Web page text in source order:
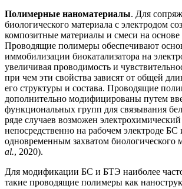
Полимерные наноматериалы. Для
биологического материала с электродом
композитные материалы и смеси на
Проводящие полимеры обеспечивают
иммобилизации биокатализатора на
увеличивая проводимость и
при чем эти свойства зависят от общей
его структуры и состава. Проводящие
дополнительно модифицированы путем
функциональных групп для связывания
ряде случаев возможен
непосредственно на рабочем электроде
одновременным захватом биологического
al., 2020).
Для модификации БС и БТЭ наиболее
такие проводящие полимеры как